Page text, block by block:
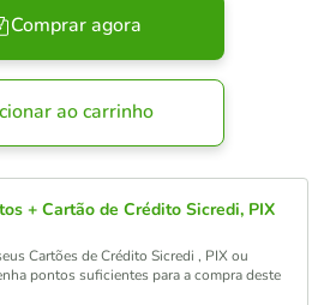
Comprar agora
ao carrinho
+ Cartão de Crédito Sicredi, PIX
Cartões de Crédito Sicredi , PIX ou
pontos suficientes para a compra deste